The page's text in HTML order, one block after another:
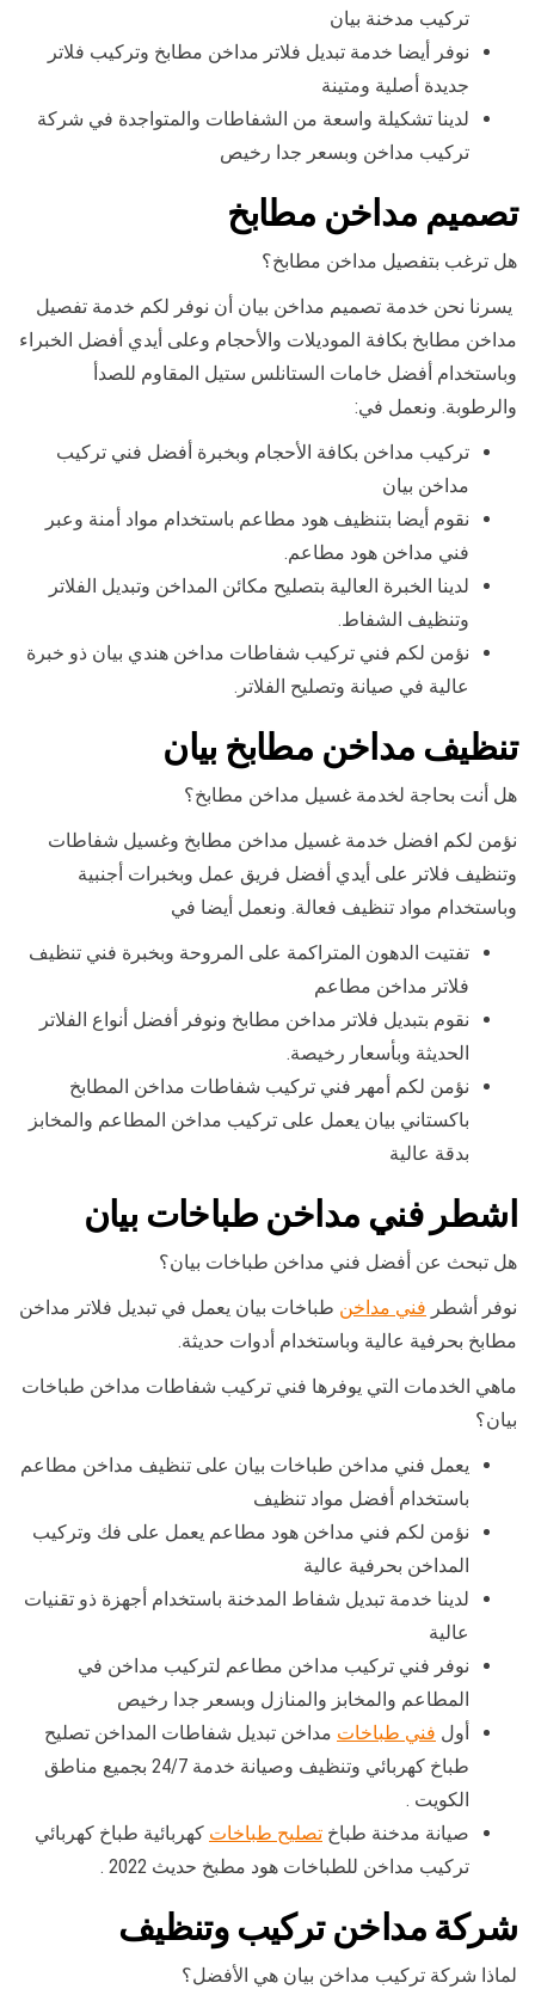
تركيب مدخنة بيان
نوفر أيضا خدمة تبديل فلاتر مداخن مطابخ وتركيب فلاتر
جديدة أصلية ومتينة
لدينا تشكيلة واسعة من الشفاطات والمتواجدة في شركة
تركيب مداخن وبسعر جدا رخيص
تصميم مداخن مطابخ
هل ترغب بتفصيل مداخن مطابخ؟
يسرنا نحن خدمة تصميم مداخن بيان أن نوفر لكم خدمة تفصيل
مداخن مطابخ بكافة الموديلات والأحجام وعلى أيدي أفضل الخبراء
وباستخدام أفضل خامات الستانلس ستيل المقاوم للصدأ
والرطوبة. ونعمل في:
تركيب مداخن بكافة الأحجام وبخبرة أفضل فني تركيب
مداخن بيان
نقوم أيضا بتنظيف هود مطاعم باستخدام مواد أمنة وعبر
فني مداخن هود مطاعم.
لدينا الخبرة العالية بتصليح مكائن المداخن وتبديل الفلاتر
وتنظيف الشفاط.
نؤمن لكم فني تركيب شفاطات مداخن هندي بيان ذو خبرة
عالية في صيانة وتصليح الفلاتر.
تنظيف مداخن مطابخ بيان
هل أنت بحاجة لخدمة غسيل مداخن مطابخ؟
نؤمن لكم افضل خدمة غسيل مداخن مطابخ وغسيل شفاطات
وتنظيف فلاتر على أيدي أفضل فريق عمل وبخبرات أجنبية
وباستخدام مواد تنظيف فعالة. ونعمل أيضا في
تفتيت الدهون المتراكمة على المروحة وبخبرة فني تنظيف
فلاتر مداخن مطاعم
نقوم بتبديل فلاتر مداخن مطابخ ونوفر أفضل أنواع الفلاتر
الحديثة وبأسعار رخيصة.
نؤمن لكم أمهر فني تركيب شفاطات مداخن المطابخ
باكستاني بيان يعمل على تركيب مداخن المطاعم والمخابز
بدقة عالية
اشطر فني مداخن طباخات بيان
هل تبحث عن أفضل فني مداخن طباخات بيان؟
نوفر أشطر فني مداخن طباخات بيان يعمل في تبديل فلاتر مداخن
مطابخ بحرفية عالية وباستخدام أدوات حديثة.
ماهي الخدمات التي يوفرها فني تركيب شفاطات مداخن طباخات
بيان؟
يعمل فني مداخن طباخات بيان على تنظيف مداخن مطاعم
باستخدام أفضل مواد تنظيف
نؤمن لكم فني مداخن هود مطاعم يعمل على فك وتركيب
المداخن بحرفية عالية
لدينا خدمة تبديل شفاط المدخنة باستخدام أجهزة ذو تقنيات
عالية
نوفر فني تركيب مداخن مطاعم لتركيب مداخن في
المطاعم والمخابز والمنازل وبسعر جدا رخيص
أول فني طباخات مداخن تبديل شفاطات المداخن تصليح
طباخ كهربائي وتنظيف وصيانة خدمة 24/7 بجميع مناطق
الكويت .
صيانة مدخنة طباخ تصليح طباخات كهربائية طباخ كهربائي
تركيب مداخن للطباخات هود مطبخ حديث 2022 .
شركة مداخن تركيب وتنظيف
لماذا شركة تركيب مداخن بيان هي الأفضل؟